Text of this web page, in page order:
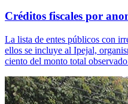
Créditos fiscales por
La lista de entes públicos con
ellos se incluye al Ipejal,
ciento del monto total